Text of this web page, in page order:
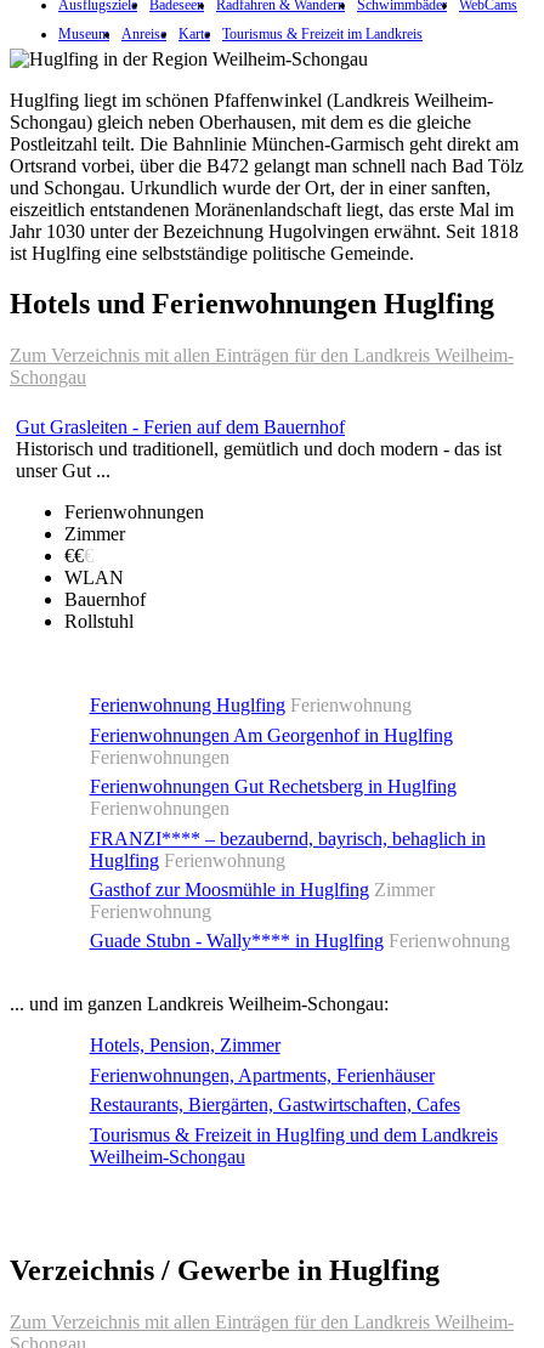
Ausflugsziele Badeseen Radfahren & Wandern Schwimmbäder
WebCams
Museum
Anreise Karte Tourismus & Freizeit im Landkreis
Huglfing liegt im schönen Pfaffenwinkel (Landkreis Weilheim-
Schongau) gleich neben Oberhausen, mit dem es die gleiche
Postleitzahl teilt. Die Bahnlinie München-Garmisch geht direkt am
Ortsrand vorbei, über die B472 gelangt man schnell nach Bad Tölz
und Schongau. Urkundlich wurde der Ort, der in einer sanften,
eiszeitlich entstandenen Moränenlandschaft liegt, das erste Mal im
Jahr 1030 unter der Bezeichnung Hugolvingen erwähnt. Seit 1818
ist Huglfing eine selbstständige politische Gemeinde.
Hotels und Ferienwohnungen Huglfing
Zum Verzeichnis mit allen Einträgen für den Landkreis Weilheim-
Schongau
Gut Grasleiten - Ferien auf dem Bauernhof
Historisch und traditionell, gemütlich und doch modern - das ist
unser Gut ...
Ferienwohnungen
Zimmer
€€€
WLAN
Bauernhof
Rollstuhl
Ferienwohnung HuglfingFerienwohnung
Ferienwohnungen Am Georgenhof in Huglfing
Ferienwohnungen
Ferienwohnungen Gut Rechetsberg in Huglfing
Ferienwohnungen
FRANZI**** – bezaubernd, bayrisch, behaglich in
HuglfingFerienwohnung
Gasthof zur Moosmühle in HuglfingZimmer
Ferienwohnung
Guade Stubn - Wally**** in HuglfingFerienwohnung
... und im ganzen Landkreis Weilheim-Schongau:
Hotels, Pension, Zimmer
Ferienwohnungen, Apartments, Ferienhäuser
Restaurants, Biergärten, Gastwirtschaften, Cafes
Tourismus & Freizeit in Huglfing und dem Landkreis
Weilheim-Schongau
Verzeichnis / Gewerbe in Huglfing
Zum Verzeichnis mit allen Einträgen für den Landkreis Weilheim-